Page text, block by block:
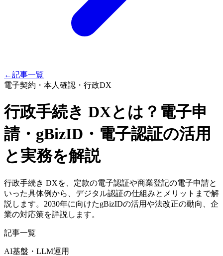
←記事一覧
電子契約・本人確認・行政DX
行政手続き DXとは？電子申
請・gBizID・電子認証の活用
と実務を解説
行政手続き DXを、定款の電子認証や商業登記の電子申請と
いった具体例から、デジタル認証の仕組みとメリットまで解
説します。2030年に向けたgBizIDの活用や法改正の動向、企
業の対応策を詳説します。
記事一覧
AI基盤・LLM運用